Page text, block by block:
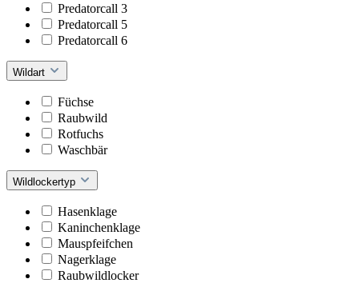
Predatorcall 3
Predatorcall 5
Predatorcall 6
Wildart
Füchse
Raubwild
Rotfuchs
Waschbär
Wildlockertyp
Hasenklage
Kaninchenklage
Mauspfeifchen
Nagerklage
Raubwildlocker